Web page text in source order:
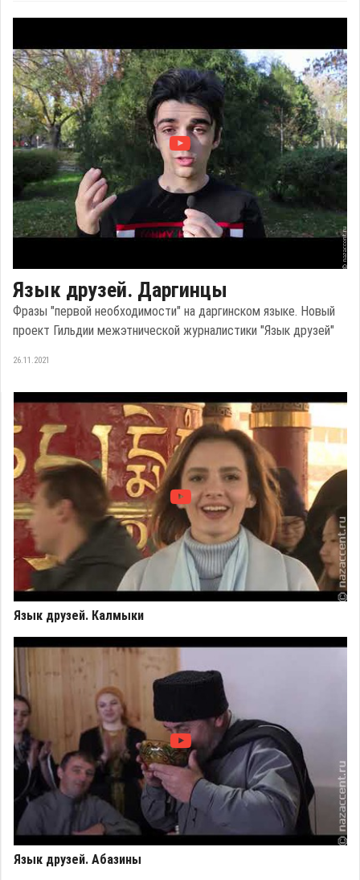
Язык друзей. Даргинцы
Фразы "первой необходимости" на даргинском языке. Новый
проект Гильдии межэтнической журналистики "Язык друзей"
26.11.2021
Язык друзей. Калмыки
Язык друзей. Абазины